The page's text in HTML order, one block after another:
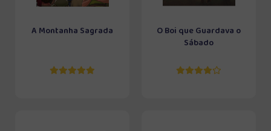
A Montanha Sagrada
O Boi que Guardava o
Sábado